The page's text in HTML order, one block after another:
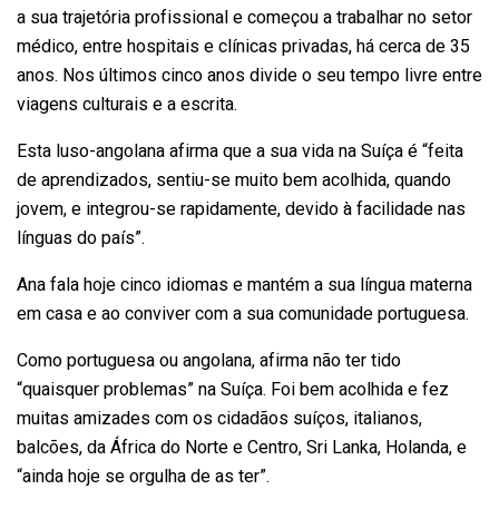
a sua trajetória profissional e começou a trabalhar no setor
médico, entre hospitais e clínicas privadas, há cerca de 35
anos. Nos últimos cinco anos divide o seu tempo livre entre
viagens culturais e a escrita.
Esta luso-angolana afirma que a sua vida na Suíça é “feita
de aprendizados, sentiu-se muito bem acolhida, quando
jovem, e integrou-se rapidamente, devido à facilidade nas
línguas do país”.
Ana fala hoje cinco idiomas e mantém a sua língua materna
em casa e ao conviver com a sua comunidade portuguesa.
Como portuguesa ou angolana, afirma não ter tido
“quaisquer problemas” na Suíça. Foi bem acolhida e fez
muitas amizades com os cidadãos suíços, italianos,
balcões, da África do Norte e Centro, Sri Lanka, Holanda, e
“ainda hoje se orgulha de as ter”.